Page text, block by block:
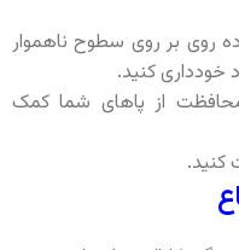
روی بر روی سطوح ناهموار
کنید.
از پاهای شما کمک
کنید.